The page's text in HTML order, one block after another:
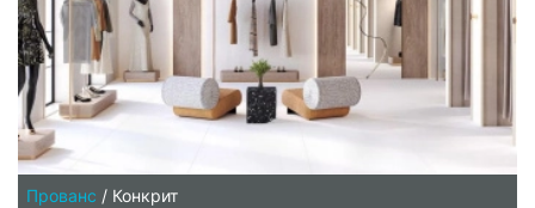
Прованс / Конкрит